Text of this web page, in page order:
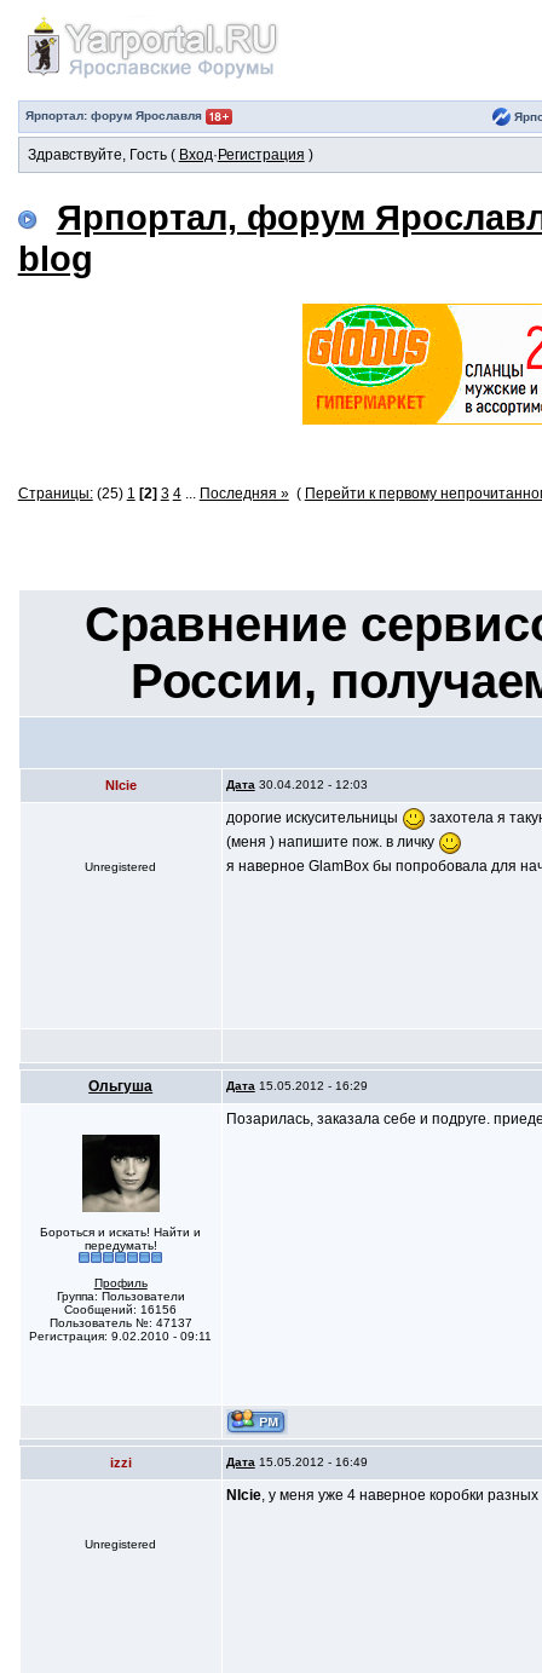
Ярпортал: форум Ярославля
Здравствуйте, Гость ( Вход· Регистрация )
Ярпортал, форум
blog
Страницы:(25) 1 [2] 3 4... Последняя » ( Перейти к первому
Сравнение
России,
NIcie Дата 30.04.2012 - 12:03
Unregistered
дорогие искусительницы
захотела я
(меня ) напишите пож. в личку
я наверное GlamBox бы попробовала для
Ольгуша Дата 15.05.2012 - 16:29
Бороться и искать! Найти и
передумать!
Профиль
Группа: Пользователи
Сообщений: 16156
Пользователь №: 47137
Регистрация: 9.02.2010 - 09:11
Позарилась, заказала себе и подруге.
izzi Дата 15.05.2012 - 16:49
Unregistered
NIcie, у меня уже 4 наверное коробки